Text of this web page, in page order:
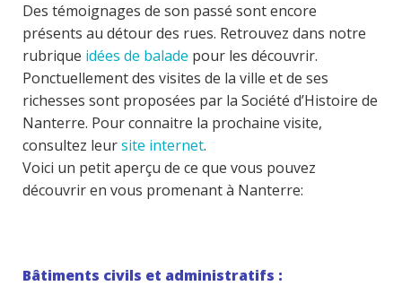
Des témoignages de son passé sont encore
présents au détour des rues. Retrouvez dans notre
rubrique idées de balade pour les découvrir.
Ponctuellement des visites de la ville et de ses
richesses sont proposées par la Société d’Histoire de
Nanterre. Pour connaitre la prochaine visite,
consultez leursite internet.
Voici un petit aperçu de ce que vous pouvez
découvrir en vous promenant à Nanterre:
Bâtiments civils et administratifs :